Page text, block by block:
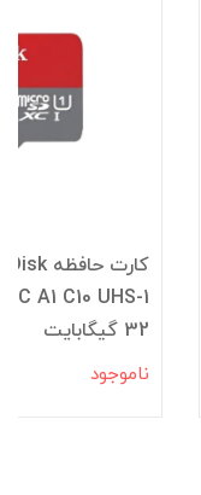
32 گیگابایت
ناموجود